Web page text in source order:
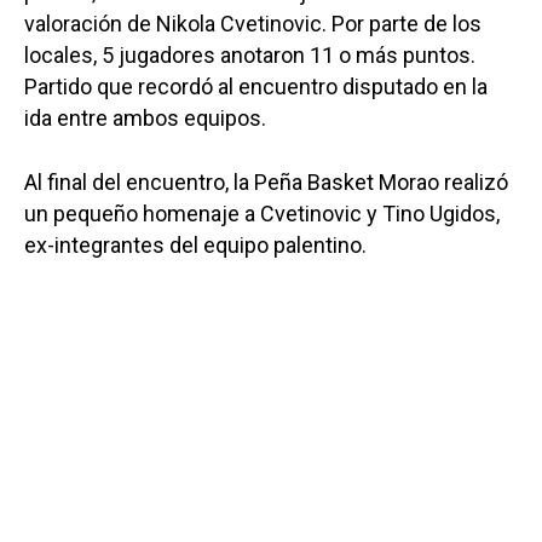
valoración de Nikola Cvetinovic. Por parte de los
locales, 5 jugadores anotaron 11 o más puntos.
Partido que recordó al encuentro disputado en la
ida entre ambos equipos.
Al final del encuentro, la Peña Basket Morao realizó
un pequeño homenaje a Cvetinovic y Tino Ugidos,
ex-integrantes del equipo palentino.